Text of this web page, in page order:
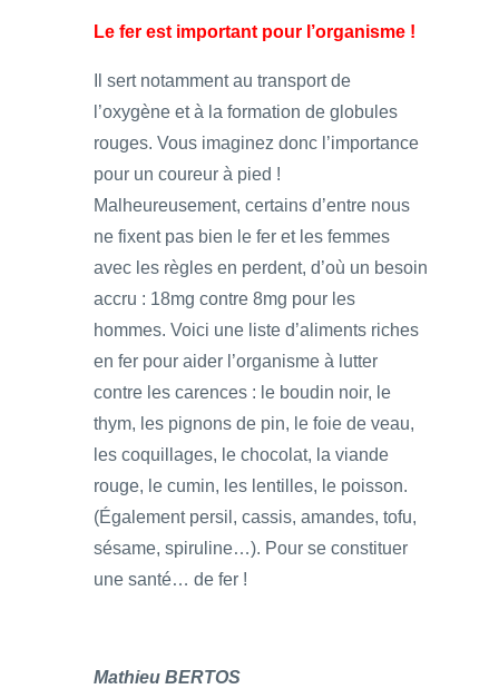
Le fer est important pour l’organisme !
Il sert notamment au transport de
l’oxygène et à la formation de globules
rouges. Vous imaginez donc l’importance
pour un coureur à pied !
Malheureusement, certains d’entre nous
ne fixent pas bien le fer et les femmes
avec les règles en perdent, d’où un besoin
accru : 18mg contre 8mg pour les
hommes. Voici une liste d’aliments riches
en fer pour aider l’organisme à lutter
contre les carences : le boudin noir, le
thym, les pignons de pin, le foie de veau,
les coquillages, le chocolat, la viande
rouge, le cumin, les lentilles, le poisson.
(Également persil, cassis, amandes, tofu,
sésame, spiruline…). Pour se constituer
une santé… de fer !
Mathieu BERTOS